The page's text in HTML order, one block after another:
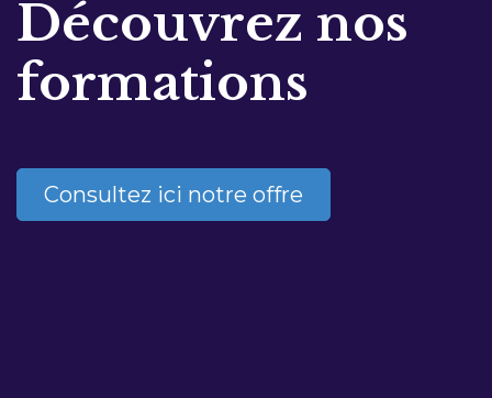
Découvrez nos
formations
Consultez ici notre offre